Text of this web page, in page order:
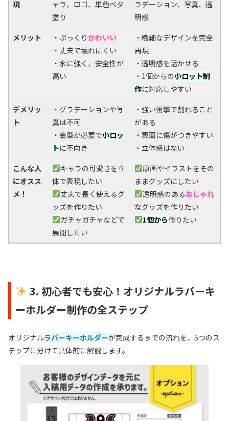
現
ャラ、ロゴ、単色ベタ
塗り
ラデーション、写真、透
明感
メリット
・ぷっくり かわいい
・丈夫で壊れにくい
・水に強く、安全性が
高い
・繊細なデザインを完全
再現
・透明感を活かせる
・1個からの小ロット制
作に対応しやすい
デメリッ
ト
・グラデーションや写
真は不可
・金型が必要で小ロッ
トに不向き
・強い衝撃で割れること
がある
・表面に傷がつきやすい
・立体感はない
こんな人
にオスス
メ！
キャラの可愛さを立
体で表現したい
丈夫で長く使えるグ
ッズを作りたい
ガチャガチャなどで
展開したい
原画やイラストをその
ままグッズにしたい
透明感のあるおしゃれ
なグッズを作りたい
1個から作りたい
3. 初心者でも安心！オリジナルラバーキ
ーホルダー制作の全ステップ
オリジナルラバーキーホルダーが完成するまでの流れを、5つのス
テップに分けて具体的に解説します。